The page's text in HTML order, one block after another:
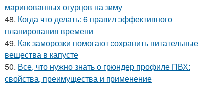
маринованных огурцов на зиму
48. Когда что делать: 6 правил эффективного
планирования времени
49. Как заморозки помогают сохранить питательные
вещества в капусте
50. Все, что нужно знать о грюндер профиле ПВХ:
свойства, преимущества и применение